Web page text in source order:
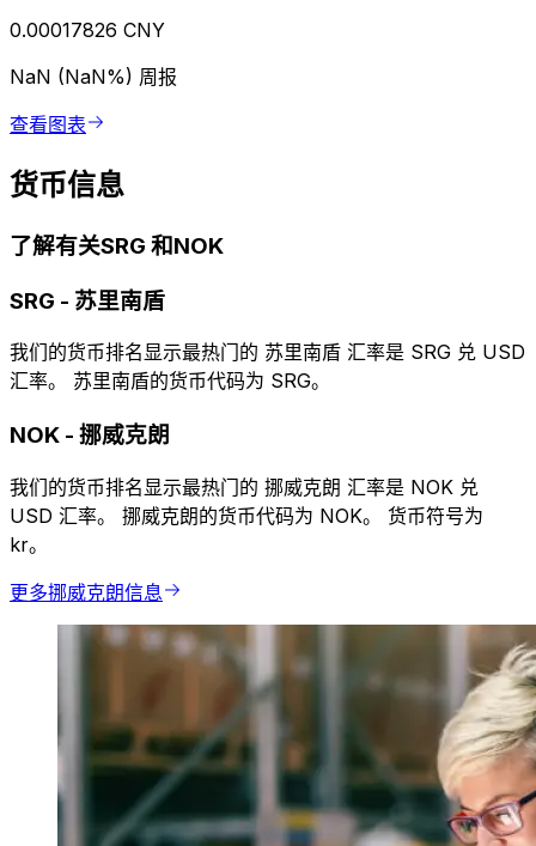
0.00017826 CNY
NaN (NaN%) 周报
查看图表
货币信息
了解有关SRG 和NOK
SRG - 苏里南盾
我们的货币排名显示最热门的 苏里南盾 汇率是 SRG 兑 USD
汇率。 苏里南盾的货币代码为 SRG。
NOK - 挪威克朗
我们的货币排名显示最热门的 挪威克朗 汇率是 NOK 兑
USD 汇率。 挪威克朗的货币代码为 NOK。 货币符号为
kr。
更多挪威克朗信息